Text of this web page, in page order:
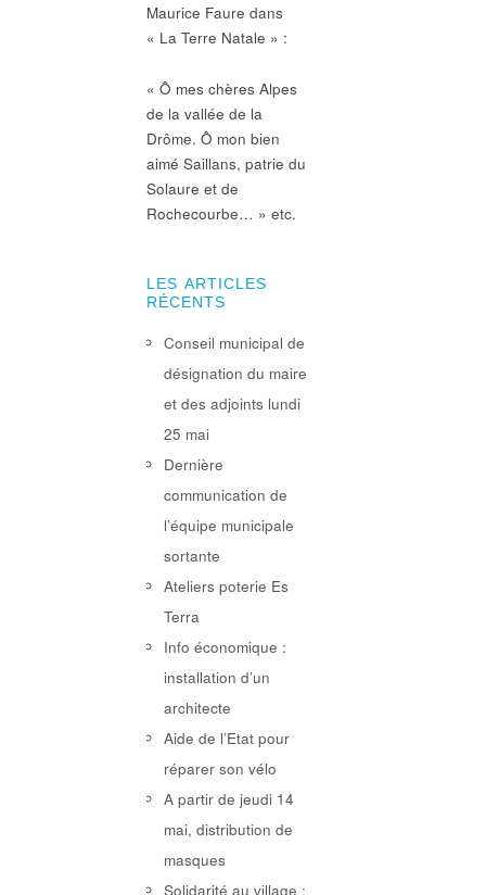
Maurice Faure dans
« La Terre Natale » :
« Ô mes chères Alpes
de la vallée de la
Drôme. Ô mon bien
aimé Saillans, patrie du
Solaure et de
Rochecourbe… » etc.
LES ARTICLES
RÉCENTS
Conseil municipal de
désignation du maire
et des adjoints lundi
25 mai
Dernière
communication de
l’équipe municipale
sortante
Ateliers poterie Es
Terra
Info économique :
installation d’un
architecte
Aide de l’Etat pour
réparer son vélo
A partir de jeudi 14
mai, distribution de
masques
Solidarité au village :